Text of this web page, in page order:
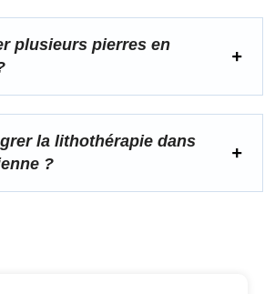
plusieurs pierres en
la lithothérapie dans
?